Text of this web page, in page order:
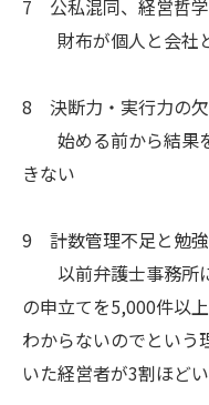
7 公私混同、経営哲
財布が個人と会社
8 決断力・実行力の
始める前から結果
きない
9 計数管理不足と勉
以前弁護士事務所
の申立てを5,000件以
わからないのでという
いた経営者が3割ほど